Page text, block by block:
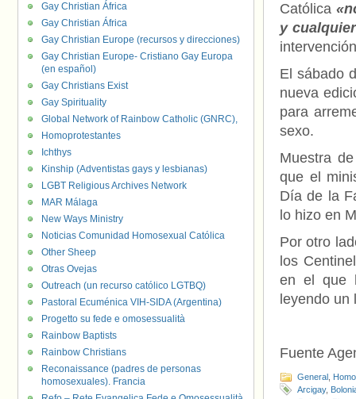
Católica
y
El sábado
nueva
para
sexo.
Muestra
que el
Día de la
lo hizo en
Por otro
los
en el que
leyendo un
Fuente
General
Arcigay,
Gay Christian África
Gay Christian África
Gay Christian Europe (recursos y direcciones)
Gay Christian Europe- Cristiano Gay Europa
(en español)
Gay Christians Exist
Gay Spirituality
Global Network of Rainbow Catholic (GNRC),
Homoprotestantes
Ichthys
Kinship (Adventistas gays y lesbianas)
LGBT Religious Archives Network
MAR Málaga
New Ways Ministry
Noticias Comunidad Homosexual Católica
Other Sheep
Otras Ovejas
Outreach (un recurso católico LGTBQ)
Pastoral Ecuménica VIH-SIDA (Argentina)
Progetto su fede e omosessualità
Rainbow Baptists
Rainbow Christians
Reconaissance (padres de personas
homosexuales). Francia